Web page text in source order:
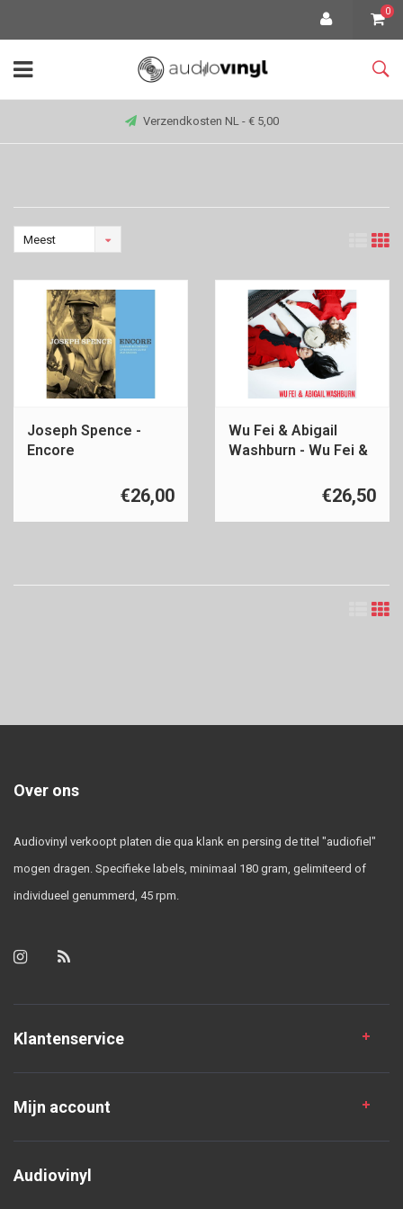
0
Verzendkosten NL - € 5,00
Meest
Joseph Spence -
Encore
€26,00
Wu Fei & Abigail
Washburn - Wu Fei &
€26,50
Over ons
Audiovinyl verkoopt platen die qua klank en persing de titel "audiofiel"
mogen dragen. Specifieke labels, minimaal 180 gram, gelimiteerd of
individueel genummerd, 45 rpm.
Klantenservice
Mijn account
Audiovinyl